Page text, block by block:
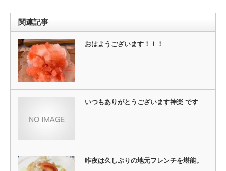
ド
ウ
で
開
き
ま
す)
さ
し
い
ウ
ィ
ン
ド
ウ
で
開
ま
関連記事
おはようございます！！！
いつもありがとうございます神楽 です
昨夜は久しぶりの地元フレンチを堪能。